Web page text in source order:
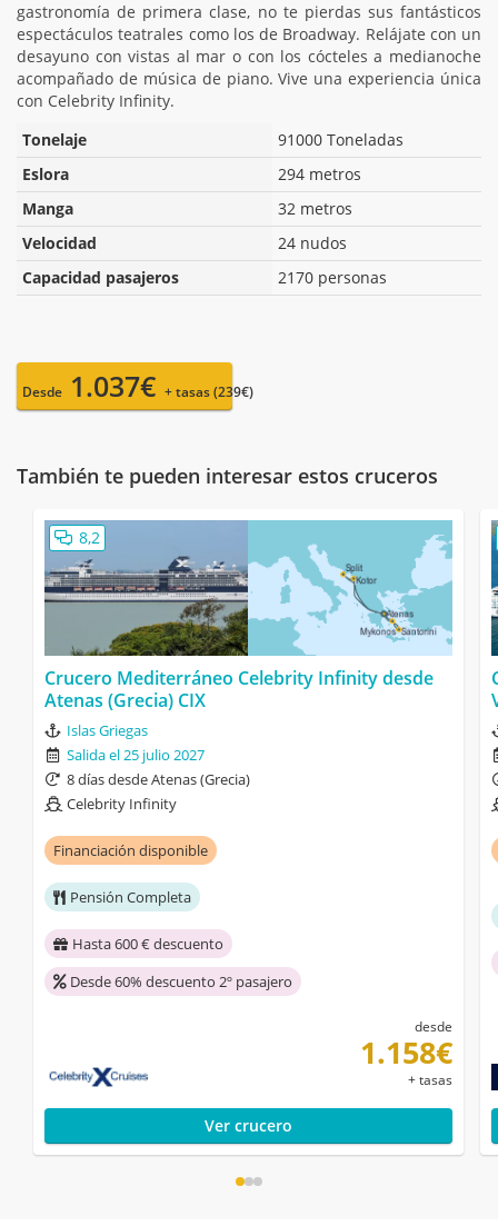
gastronomía de primera clase, no te pierdas sus fantásticos
espectáculos teatrales como los de Broadway. Relájate con un
desayuno con vistas al mar o con los cócteles a medianoche
acompañado de música de piano. Vive una experiencia única
con Celebrity Infinity.
Tonelaje
91000 Toneladas
Eslora
294 metros
Manga
32 metros
Velocidad
24 nudos
Capacidad pasajeros
2170 personas
Desde 1.037€ + tasas (239€)
También te pueden interesar estos cruceros
8,2
Crucero Mediterráneo Celebrity Infinity desde
Atenas (Grecia) CIX
Islas Griegas
Salida el 25 julio 2027
8 días desde Atenas (Grecia)
Celebrity Infinity
Financiación disponible
Pensión Completa
Hasta 600 € descuento
Desde 60% descuento 2º pasajero
desde
1.158€
+ tasas
Ver crucero